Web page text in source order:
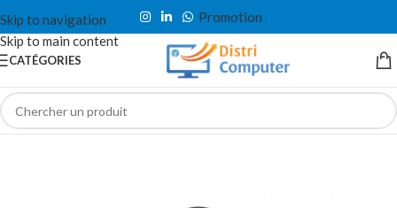
Skip to navigation
Skip to main content
Promotion
CATÉGORIES